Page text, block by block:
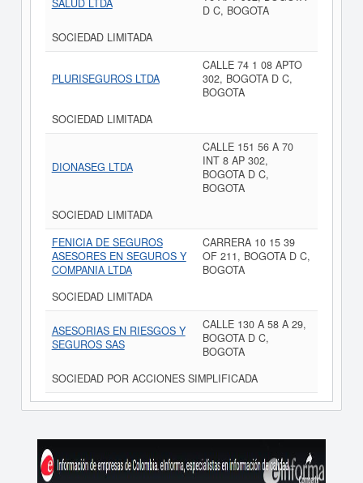
SALUD LTDA
D C, BOGOTA
SOCIEDAD LIMITADA
PLURISEGUROS LTDA
CALLE 74 1 08 APTO
302, BOGOTA D C,
BOGOTA
SOCIEDAD LIMITADA
DIONASEG LTDA
CALLE 151 56 A 70
INT 8 AP 302,
BOGOTA D C,
BOGOTA
SOCIEDAD LIMITADA
FENICIA DE SEGUROS
ASESORES EN SEGUROS Y
COMPANIA LTDA
CARRERA 10 15 39
OF 211, BOGOTA D C,
BOGOTA
SOCIEDAD LIMITADA
ASESORIAS EN RIESGOS Y
SEGUROS SAS
CALLE 130 A 58 A 29,
BOGOTA D C,
BOGOTA
SOCIEDAD POR ACCIONES SIMPLIFICADA